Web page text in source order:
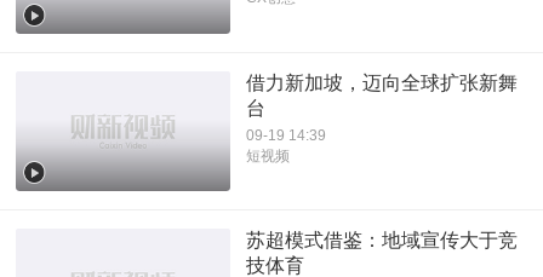
借力新加坡，迈向全球扩张新舞
台
09-19 14:39
短视频
苏超模式借鉴：地域宣传大于竞
技体育